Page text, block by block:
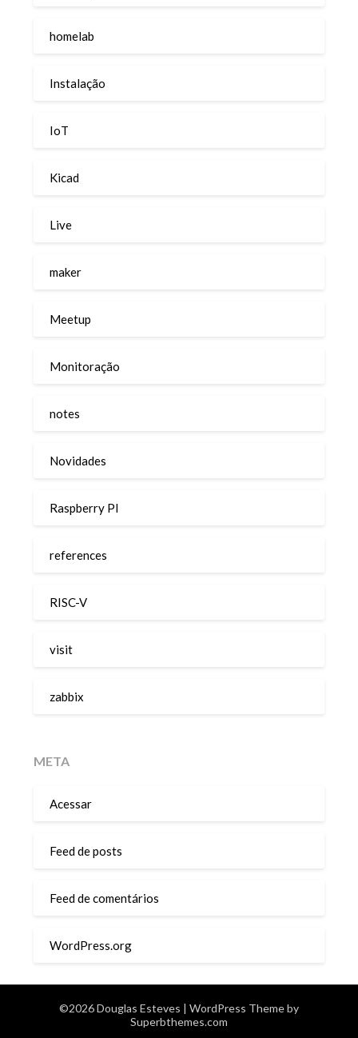
homelab
Instalação
IoT
Kicad
Live
maker
Meetup
Monitoração
notes
Novidades
Raspberry PI
references
RISC-V
visit
zabbix
META
Acessar
Feed de posts
Feed de comentários
WordPress.org
©2026 Douglas Esteves | WordPress Theme by
Superbthemes.com